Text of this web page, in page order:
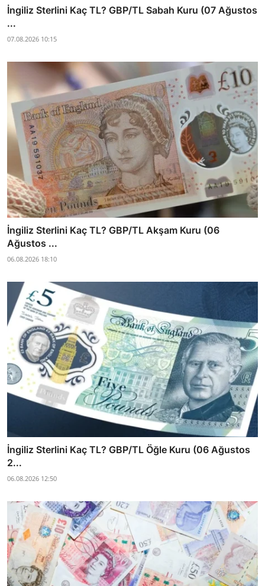
İngiliz Sterlini Kaç TL? GBP/TL Sabah Kuru (07 Ağustos
...
07.08.2026 10:15
İngiliz Sterlini Kaç TL? GBP/TL Akşam Kuru (06
Ağustos ...
06.08.2026 18:10
İngiliz Sterlini Kaç TL? GBP/TL Öğle Kuru (06 Ağustos
2...
06.08.2026 12:50